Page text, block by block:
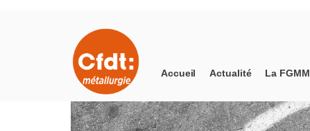
Accueil Actualité La FGMM